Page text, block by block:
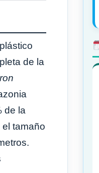
de la
de la
tamaño